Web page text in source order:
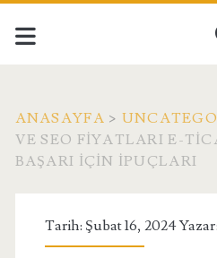
ANASAYFA >
VE SEO FIYATLARI E-
BAŞARI İÇIN İPUÇLARI
Tarih: Şubat 16, 2024 Yazar: